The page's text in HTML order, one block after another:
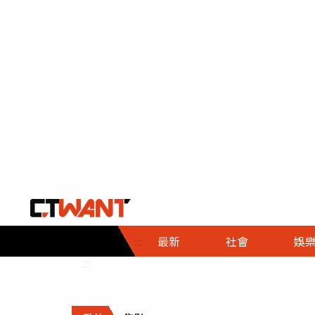
::: 最新 社會
社會首頁
時事
調查
娛樂
娛樂首頁
即時
財經首頁
熱線
政